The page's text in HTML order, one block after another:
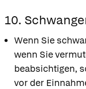
10.
Wenn Sie
wenn Sie
beabsichtigen,
vor der